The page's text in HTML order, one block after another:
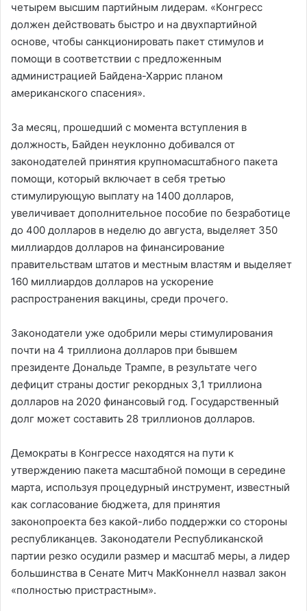
четырем высшим партийным лидерам. «Конгресс
должен действовать быстро и на двухпартийной
основе, чтобы санкционировать пакет стимулов и
помощи в соответствии с предложенным
администрацией Байдена-Харрис планом
американского спасения».
За месяц, прошедший с момента вступления в
должность, Байден неуклонно добивался от
законодателей принятия крупномасштабного пакета
помощи, который включает в себя третью
стимулирующую выплату на 1400 долларов,
увеличивает дополнительное пособие по безработице
до 400 долларов в неделю до августа, выделяет 350
миллиардов долларов на финансирование
правительствам штатов и местным властям и выделяет
160 миллиардов долларов на ускорение
распространения вакцины, среди прочего.
Законодатели уже одобрили меры стимулирования
почти на 4 триллиона долларов при бывшем
президенте Дональде Трампе, в результате чего
дефицит страны достиг рекордных 3,1 триллиона
долларов на 2020 финансовый год. Государственный
долг может составить 28 триллионов долларов.
Демократы в Конгрессе находятся на пути к
утверждению пакета масштабной помощи в середине
марта, используя процедурный инструмент, известный
как согласование бюджета, для принятия
законопроекта без какой-либо поддержки со стороны
республиканцев. Законодатели Республиканской
партии резко осудили размер и масштаб меры, а лидер
большинства в Сенате Митч МакКоннелл назвал закон
«полностью пристрастным».